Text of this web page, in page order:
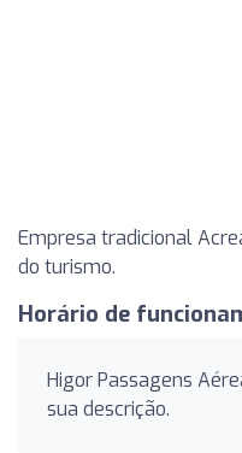
Empresa tradicional
do turismo.
Horário de
Higor Passagens
sua descrição.